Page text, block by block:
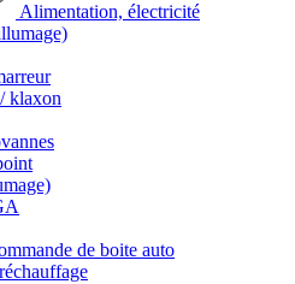
Alimentation, électricité
klaxon
de boite auto